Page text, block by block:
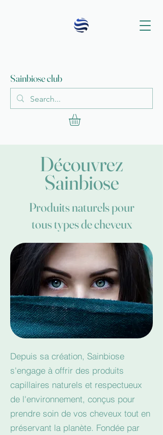
Sainbiose club
Découvrez
Sainbiose
Produits naturels pour
tous types de cheveux
Depuis sa création, Sainbiose
s'engage à offrir des produits
capillaires naturels et respectueux
de l'environnement, conçus pour
prendre soin de vos cheveux tout en
préservant la planète. Fondée par